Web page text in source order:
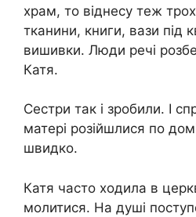
храм, то віднесу теж
тканини, книги, вази під
вишивки. Люди речі
Катя.
Сестри так і зробили. І
матері розійшлися по
швидко.
Катя часто ходила в
молитися. На душі